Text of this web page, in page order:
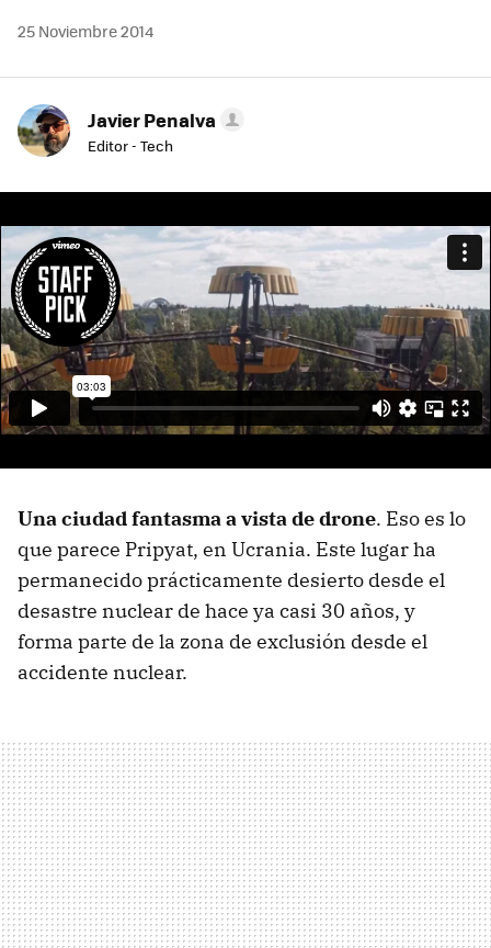
25 Noviembre 2014
Javier Penalva
Editor - Tech
Una ciudad fantasma a vista de drone. Eso es lo
que parece Pripyat, en Ucrania. Este lugar ha
permanecido prácticamente desierto desde el
desastre nuclear de hace ya casi 30 años, y
forma parte de la zona de exclusión desde el
accidente nuclear.